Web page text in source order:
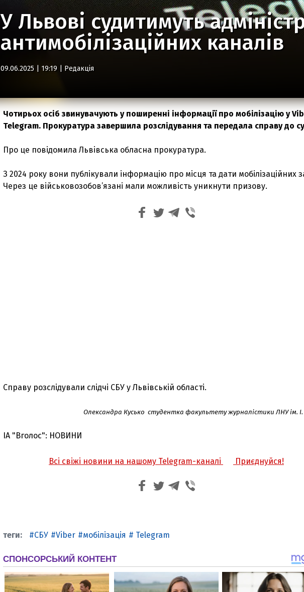
У Львові судитимуть
антимобілізаційних каналів
09.06.2025 | 19:19 | Редакція
Чотирьох осіб звинувачують у поширенні інформації про мобілізацію у
Telegram. Прокуратура завершила розслідування та передала справу до
Про це повідомила Львівська обласна прокуратура.
З 2024 року вони публікували інформацію про місця та дати мобілізаційних
Через це військовозобов’язані мали можливість уникнути призову.
Справу розслідували слідчі СБУ у Львівській області.
Олександра Кусько студентка факультету журналістики ЛНУ ім.
ІА "Вголос": НОВИНИ
Всі свіжі новини на нашому Telegram-каналі Приєднуйся!
СБУ Viber мобілізація Telegram